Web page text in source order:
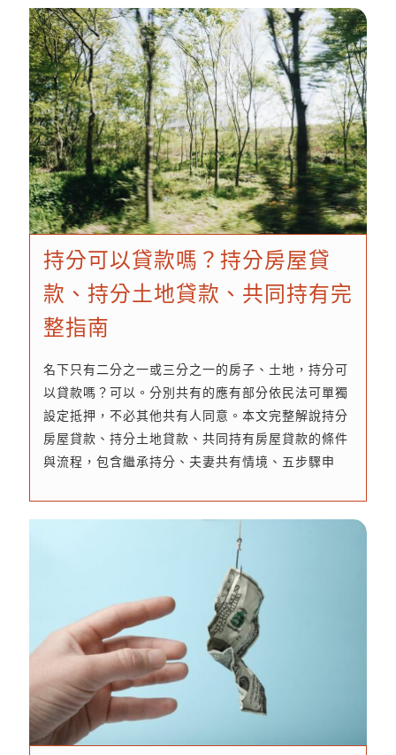
持分可以貸款嗎？持分房屋貸
款、持分土地貸款、共同持有完
整指南
名下只有二分之一或三分之一的房子、土地，持分可
以貸款嗎？可以。分別共有的應有部分依民法可單獨
設定抵押，不必其他共有人同意。本文完整解說持分
房屋貸款、持分土地貸款、共同持有房屋貸款的條件
與流程，包含繼承持分、夫妻共有情境、五步驟申